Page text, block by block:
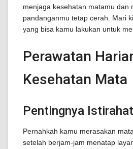
menjaga kesehatan matamu dan
pandanganmu tetap cerah. Mari
yang bisa kamu lakukan untuk
Perawatan
Kesehatan Mata
Pentingnya
Pernahkah kamu merasakan
setelah berjam-jam menatap